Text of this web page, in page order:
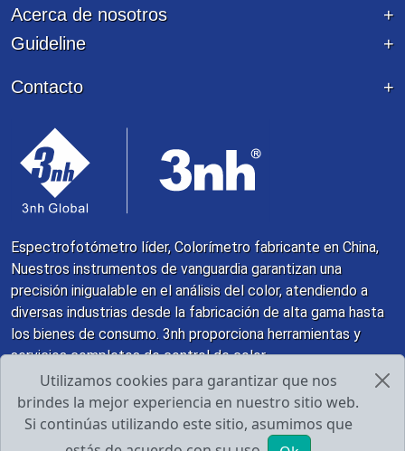
Acerca de nosotros
Guideline
Contacto
Espectrofotómetro líder, Colorímetro fabricante en China,
Nuestros instrumentos de vanguardia garantizan una
precisión inigualable en el análisis del color, atendiendo a
diversas industrias desde la fabricación de alta gama hasta
los bienes de consumo. 3nh proporciona herramientas y
servicios completos de control de color
Derecho de autor y copia; 1998 - 2026 Guangdong
Threenh Technology Co., Ltd.
Privacy Policy
Utilizamos cookies para garantizar que nos
brindes la mejor experiencia en nuestro sitio web.
Si continúas utilizando este sitio, asumimos que